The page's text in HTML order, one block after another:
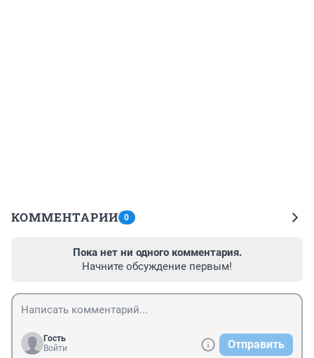
КОММЕНТАРИИ 0
Пока нет ни одного комментария.
Начните обсуждение первым!
Гость
Войти
Отправить